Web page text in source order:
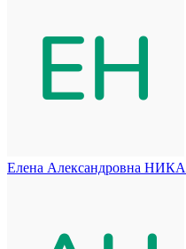
Елена Александровна